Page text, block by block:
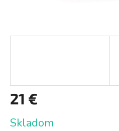
21 €
cena:
Skladom